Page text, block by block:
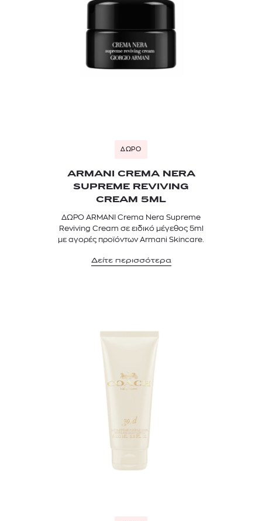
ΔΩΡΟ
ARMANI CREMA NERA
SUPREME REVIVING
CREAM 5ML
ΔΩΡΟ ARMANI Crema Nera Supreme
Reviving Cream σε ειδικό μέγεθος 5ml
με αγορές προϊόντων Armani Skincare.
Δείτε περισσότερα